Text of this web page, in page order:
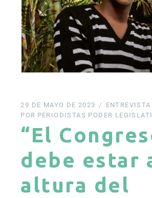
29 DE MAYO DE 2023
ENTREVISTA
POR PERIODISTAS PODER
“El
debe estar
altura del